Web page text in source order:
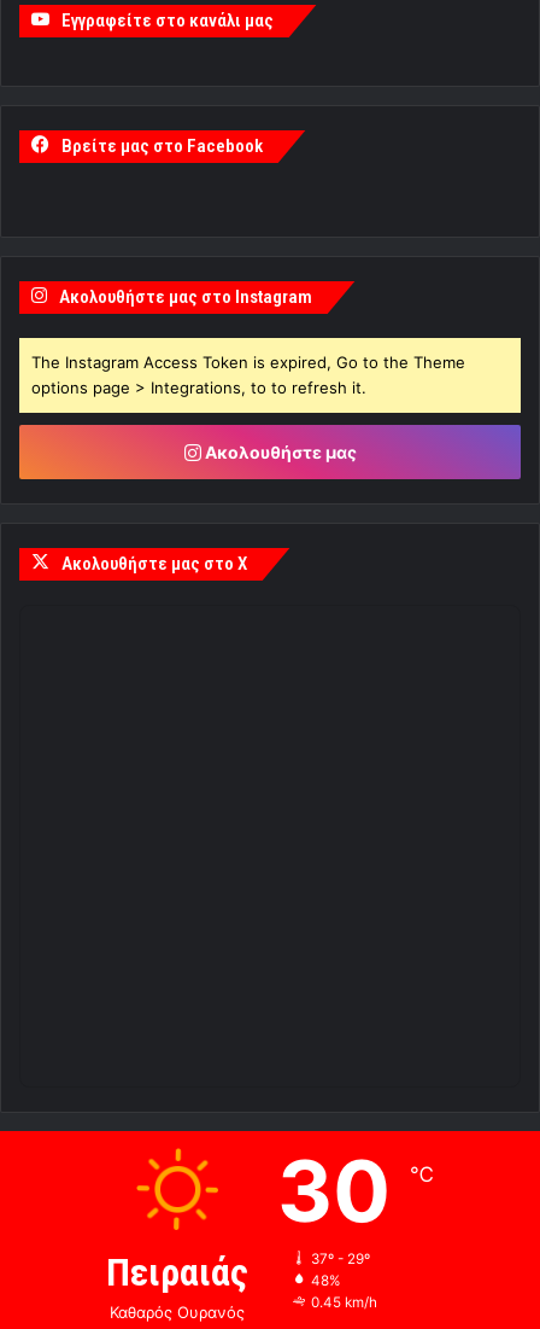
Εγγραφείτε στο κανάλι μας
Βρείτε μας στο Facebook
Ακολουθήστε μας στο Instagram
The Instagram Access Token is expired, Go to the Theme
options page > Integrations, to to refresh it.
Ακολουθήστε μας
Ακολουθήστε μας στο X
Πειραιάς
Καθαρός Ουρανός
30 ℃
37º - 29º
48%
0.45 km/h